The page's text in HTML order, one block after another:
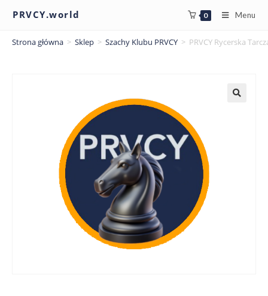
PRVCY.world 0 Menu
Strona główna > Sklep > Szachy Klubu PRVCY > PRVCY Rycerska